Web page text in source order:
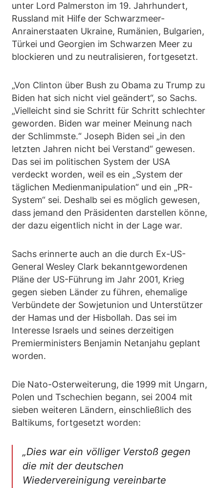
unter Lord Palmerston im 19. Jahrhundert,
Russland mit Hilfe der Schwarzmeer-
Anrainerstaaten Ukraine, Rumänien, Bulgarien,
Türkei und Georgien im Schwarzen Meer zu
blockieren und zu neutralisieren, fortgesetzt.
„Von Clinton über Bush zu Obama zu Trump zu
Biden hat sich nicht viel geändert“, so Sachs.
„Vielleicht sind sie Schritt für Schritt schlechter
geworden. Biden war meiner Meinung nach
der Schlimmste.“ Joseph Biden sei „in den
letzten Jahren nicht bei Verstand“ gewesen.
Das sei im politischen System der USA
verdeckt worden, weil es ein „System der
täglichen Medienmanipulation“ und ein „PR-
System“ sei. Deshalb sei es möglich gewesen,
dass jemand den Präsidenten darstellen könne,
der dazu eigentlich nicht in der Lage war.
Sachs erinnerte auch an die durch Ex-US-
General Wesley Clark bekanntgewordenen
Pläne der US-Führung im Jahr 2001, Krieg
gegen sieben Länder zu führen, ehemalige
Verbündete der Sowjetunion und Unterstützer
der Hamas und der Hisbollah. Das sei im
Interesse Israels und seines derzeitigen
Premierministers Benjamin Netanjahu geplant
worden.
Die Nato-Osterweiterung, die 1999 mit Ungarn,
Polen und Tschechien begann, sei 2004 mit
sieben weiteren Ländern, einschließlich des
Baltikums, fortgesetzt worden:
„Dies war ein völliger Verstoß gegen
die mit der deutschen
Wiedervereinigung vereinbarte